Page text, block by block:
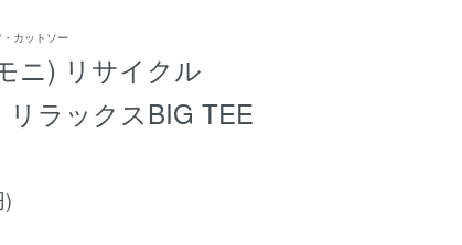
・カットソー
ニ) リサイクル
リラックスBIG TEE